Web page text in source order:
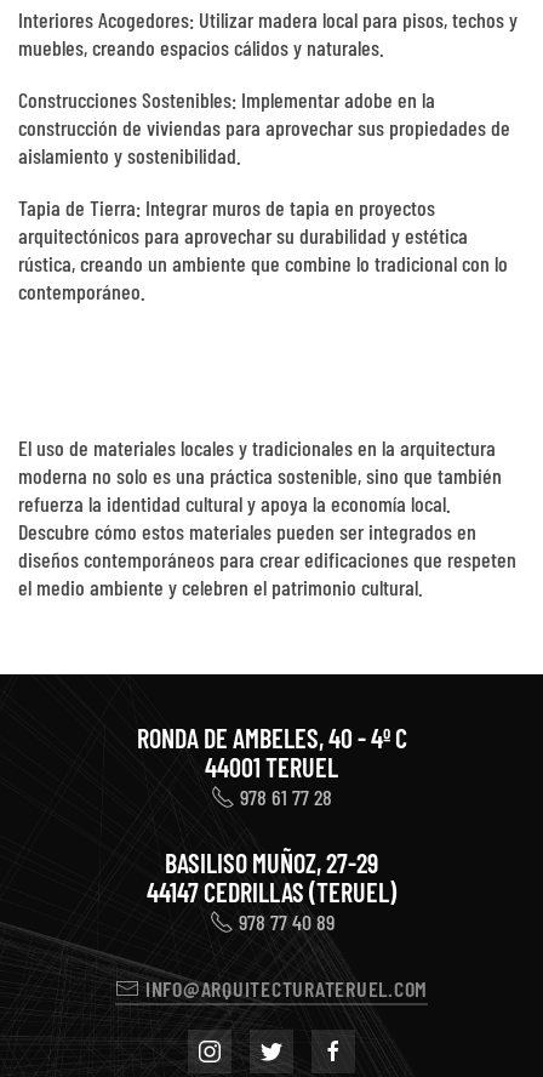
Interiores Acogedores: Utilizar madera local para pisos, techos y
muebles, creando espacios cálidos y naturales.
Construcciones Sostenibles: Implementar adobe en la
construcción de viviendas para aprovechar sus propiedades de
aislamiento y sostenibilidad.
Tapia de Tierra: Integrar muros de tapia en proyectos
arquitectónicos para aprovechar su durabilidad y estética
rústica, creando un ambiente que combine lo tradicional con lo
contemporáneo.
El uso de materiales locales y tradicionales en la arquitectura
moderna no solo es una práctica sostenible, sino que también
refuerza la identidad cultural y apoya la economía local.
Descubre cómo estos materiales pueden ser integrados en
diseños contemporáneos para crear edificaciones que respeten
el medio ambiente y celebren el patrimonio cultural.
RONDA DE AMBELES, 40 - 4º C
44001 TERUEL
978 61 77 28
BASILISO MUÑOZ, 27-29
44147 CEDRILLAS (TERUEL)
978 77 40 89
INFO@ARQUITECTURATERUEL.COM